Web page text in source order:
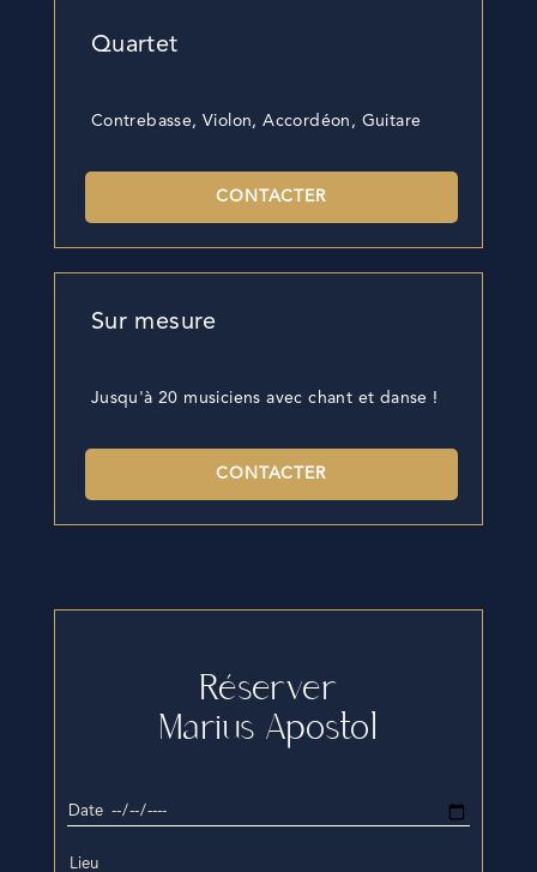
Quartet
Contrebasse, Violon, Accordéon, Guitare
CONTACTER
Sur mesure
Jusqu'à 20 musiciens avec chant et danse !
CONTACTER
Réserver
Marius Apostol